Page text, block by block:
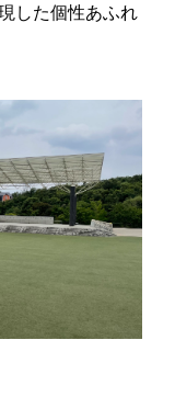
した個性あふれ